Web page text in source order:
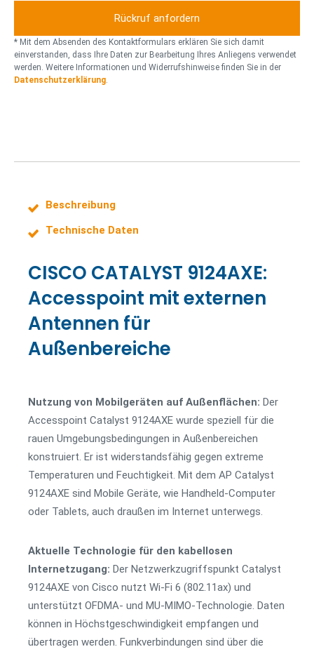
n
a
d
t
z
l
o
n
n
r
* Mit dem Absenden des Kontaktformulars erklären Sie sich damit
einverstanden, dass Ihre Daten zur Bearbeitung Ihres Anliegens verwendet
werden. Weitere Informationen und Widerrufshinweise finden Sie in der
Datenschutzerklärung.
Beschreibung
Technische Daten
CISCO CATALYST 9124AXE:
Accesspoint mit externen
Antennen für
Außenbereiche
Nutzung von Mobilgeräten auf Außenflächen: Der
Accesspoint Catalyst 9124AXE wurde speziell für die
rauen Umgebungsbedingungen in Außenbereichen
konstruiert. Er ist widerstandsfähig gegen extreme
Temperaturen und Feuchtigkeit. Mit dem AP Catalyst
9124AXE sind Mobile Geräte, wie Handheld-Computer
oder Tablets, auch draußen im Internet unterwegs.
Aktuelle Technologie für den kabellosen
Internetzugang: Der Netzwerkzugriffspunkt Catalyst
9124AXE von Cisco nutzt Wi-Fi 6 (802.11ax) und
unterstützt OFDMA- und MU-MIMO-Technologie. Daten
können in Höchstgeschwindigkeit empfangen und
übertragen werden. Funkverbindungen sind über die